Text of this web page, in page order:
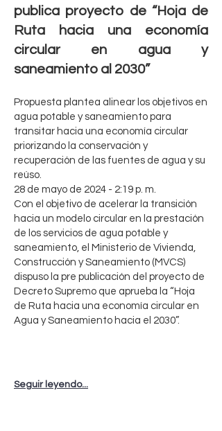
publica proyecto de “Hoja de
Ruta hacia una economía
circular en agua y
saneamiento al 2030”
Propuesta plantea alinear los objetivos en
agua potable y saneamiento para
transitar hacia una economía circular
priorizando la conservación y
recuperación de las fuentes de agua y su
reúso.
28 de mayo de 2024 - 2:19 p. m.
Con el objetivo de acelerar la transición
hacia un modelo circular en la prestación
de los servicios de agua potable y
saneamiento, el Ministerio de Vivienda,
Construcción y Saneamiento (MVCS)
dispuso la pre publicación del proyecto de
Decreto Supremo que aprueba la “Hoja
de Ruta hacia una economía circular en
Agua y Saneamiento hacia el 2030”.
Seguir leyendo...